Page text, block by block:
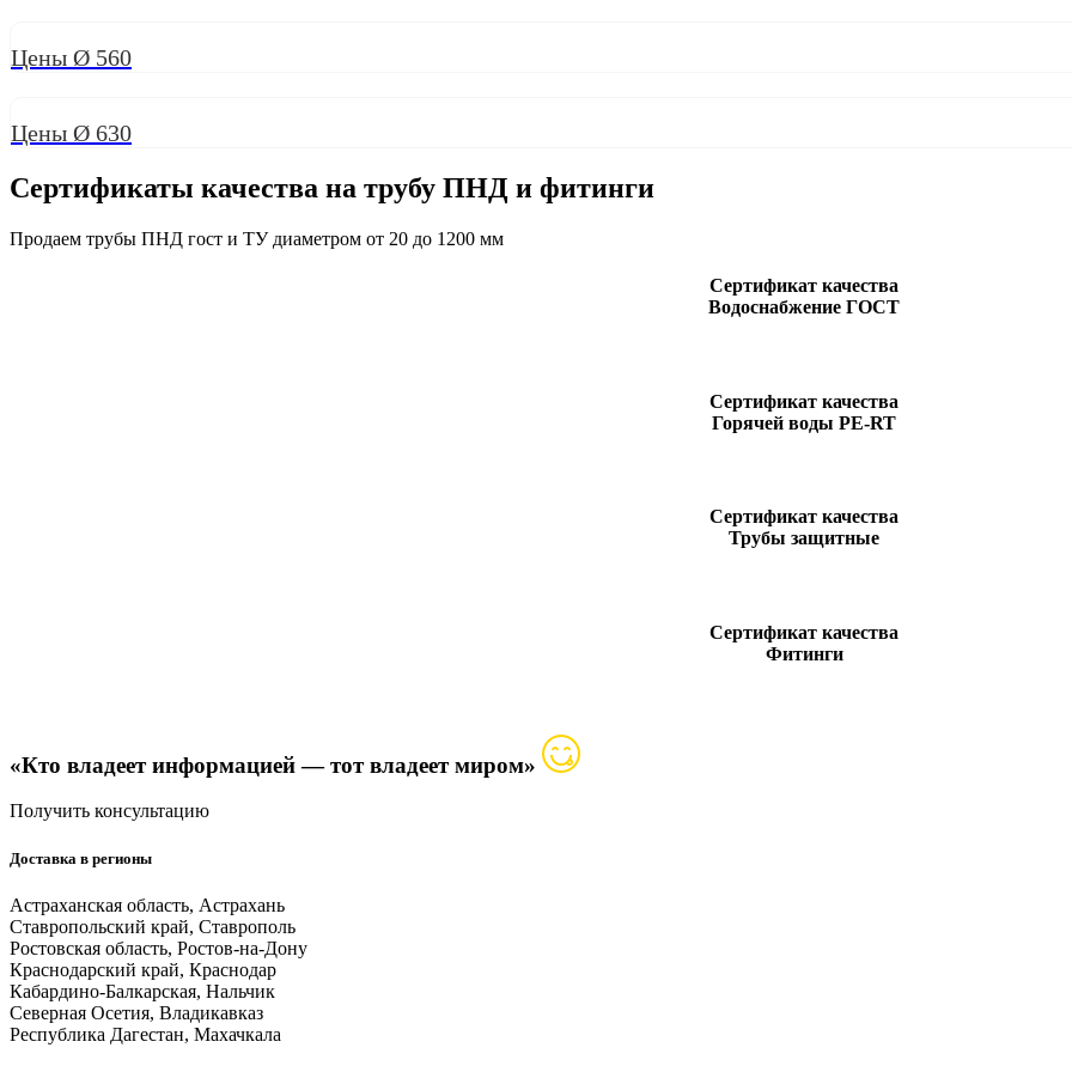
Цены Ø 560
Цены Ø 630
Сертификаты качества на трубу ПНД и фитинги
Продаем трубы ПНД гост и ТУ диаметром от 20 до 1200 мм
Сертификат качества
Водоснабжение ГОСТ
Сертификат качества
Горячей воды PE-RT
Сертификат качества
Трубы защитные
Сертификат качества
Фитинги
«Кто владеет информацией — тот владеет миром»
Получить консультацию
Доставка в регионы
Астраханская область, Астрахань
Ставропольский край, Ставрополь
Ростовская область, Ростов-на-Дону
Краснодарский край, Краснодар
Кабардино-Балкарская, Нальчик
Северная Осетия, Владикавказ
Республика Дагестан, Махачкала